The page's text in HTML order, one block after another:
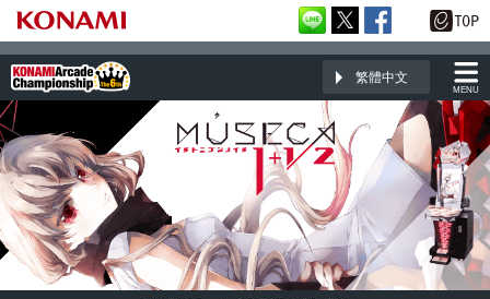
MENU
繁體中文